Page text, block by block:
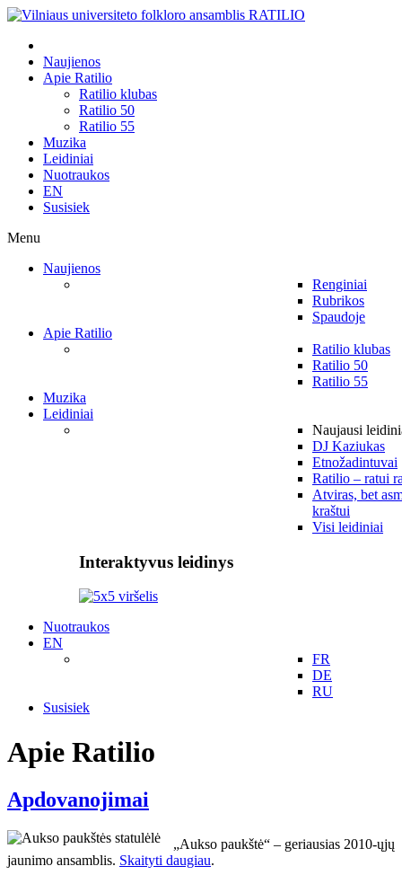
Naujienos
Apie Ratilio
Ratilio klubas
Ratilio 50
Ratilio 55
Muzika
Leidiniai
Nuotraukos
EN
Susisiek
Menu
Naujienos
Renginiai
Rubrikos
Spaudoje
Apie Ratilio
Ratilio klubas
Ratilio 50
Ratilio 55
Muzika
Leidiniai
Naujausi
DJ Kaziukas
Etnožadintuvai
Ratilio – ratui
Atviras, bet
kraštui
Visi leidiniai
Interaktyvus leidinys
Nuotraukos
EN
FR
DE
RU
Susisiek
Apie Ratilio
Apdovanojimai
„Aukso paukštė“ – geriausias 2010-ųjų
jaunimo ansamblis. Skaityti daugiau.